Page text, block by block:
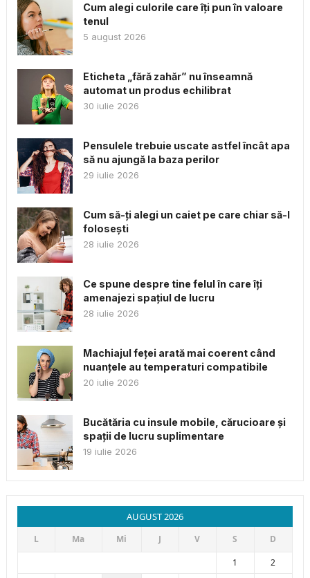
Cum alegi culorile care îți pun în valoare
tenul
5 august 2026
Eticheta „fără zahăr” nu înseamnă
automat un produs echilibrat
30 iulie 2026
Pensulele trebuie uscate astfel încât apa
să nu ajungă la baza perilor
29 iulie 2026
Cum să-ți alegi un caiet pe care chiar să-l
folosești
28 iulie 2026
Ce spune despre tine felul în care îți
amenajezi spațiul de lucru
28 iulie 2026
Machiajul feței arată mai coerent când
nuanțele au temperaturi compatibile
20 iulie 2026
Bucătăria cu insule mobile, cărucioare și
spații de lucru suplimentare
19 iulie 2026
AUGUST 2026
L Ma Mi J V S
D
1
2